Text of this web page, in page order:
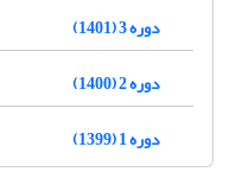
دوره 3 (1401)
دوره 2 (1400)
دوره 1 (1399)